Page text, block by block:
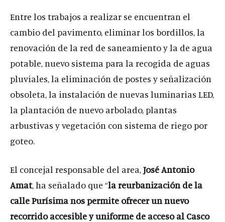
Entre los trabajos a realizar se encuentran el
cambio del pavimento, eliminar los bordillos, la
renovación de la red de saneamiento y la de agua
potable, nuevo sistema para la recogida de aguas
pluviales, la eliminación de postes y señalización
obsoleta, la instalación de nuevas luminarias LED,
la plantación de nuevo arbolado, plantas
arbustivas y vegetación con sistema de riego por
goteo.
El concejal responsable del area,José Antonio
Amat, ha señalado que “la reurbanización de la
calle Purísima nos permite ofrecer un nuevo
recorrido accesible y uniforme de acceso al Casco